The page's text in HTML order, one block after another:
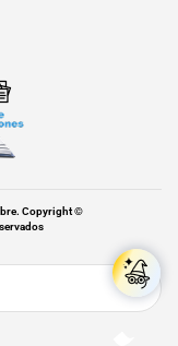
Copyright ©